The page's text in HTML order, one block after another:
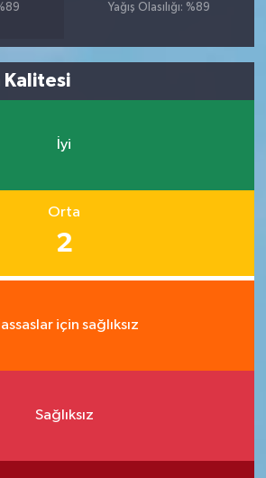
Yağış Olasılığı: %89
Kalitesi
İyi
Orta
2
için sağlıksız
Sağlıksız